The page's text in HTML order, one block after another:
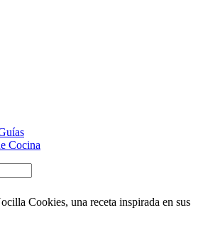
Cocina
Cookies, una receta inspirada en sus